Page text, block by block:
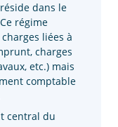
dans le
régime
liées à
charges
etc.) mais
comptable
central du